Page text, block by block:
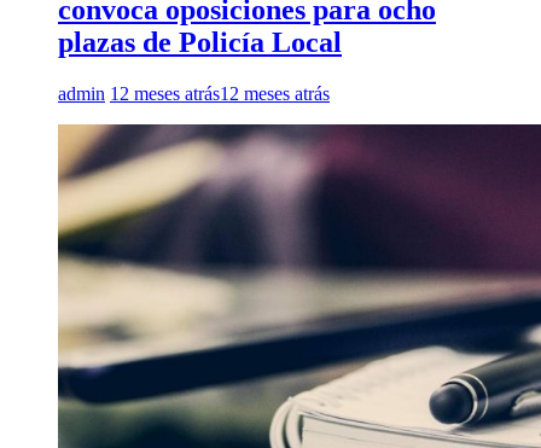
convoca oposiciones para ocho
plazas de Policía Local
admin 12 meses atrás12 meses atrás